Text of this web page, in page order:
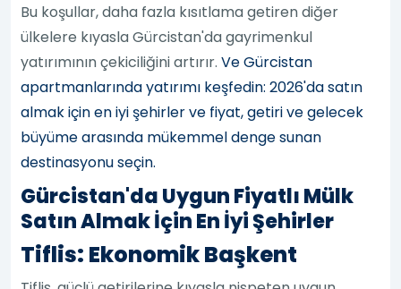
Bu koşullar, daha fazla kısıtlama getiren diğer
ülkelere kıyasla Gürcistan'da gayrimenkul
yatırımının çekiciliğini artırır.Ve Gürcistan
apartmanlarında yatırımı keşfedin: 2026'da satın
almak için en iyi şehirler ve fiyat, getiri ve gelecek
büyüme arasında mükemmel denge sunan
destinasyonu seçin.
Gürcistan'da Uygun Fiyatlı Mülk
Satın Almak İçin En İyi Şehirler
Tiflis: Ekonomik Başkent